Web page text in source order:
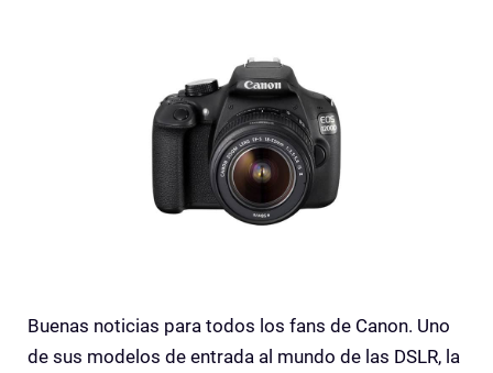
Buenas noticias para todos los fans de Canon. Uno
de sus modelos de entrada al mundo de las DSLR, la